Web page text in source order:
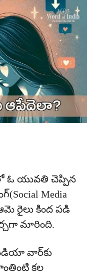
ఓ యువతి చెప్పిన
Media
రైలు కింద పడి
మారింది.
వార్‌కు
కల